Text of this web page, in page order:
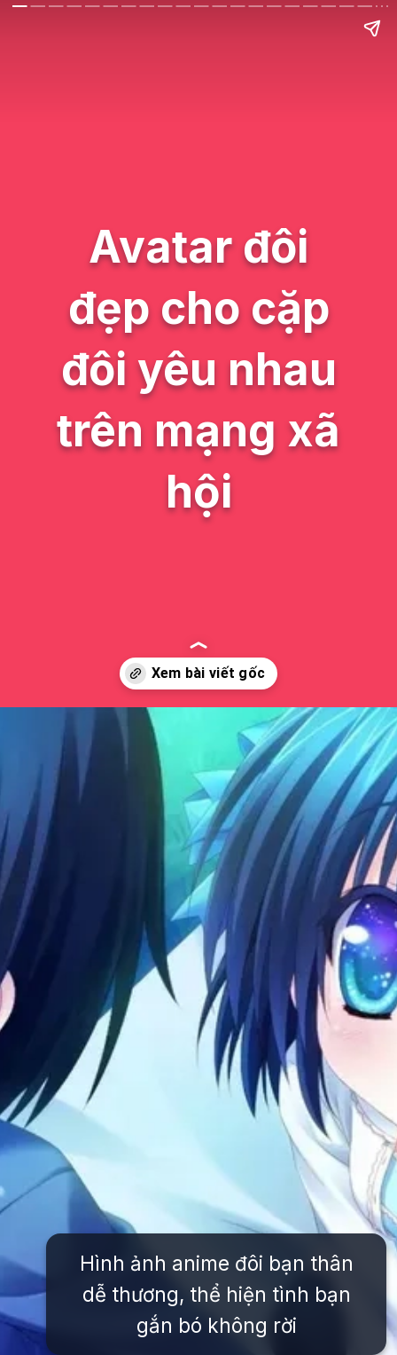
Avatar đôi
đẹp cho cặp
đôi yêu nhau
trên mạng xã
hội
https://issiloo.edu.vn/avatar-doi
Hình ảnh anime đôi bạn thân
dễ thương, thể hiện tình bạn
gắn bó không rời